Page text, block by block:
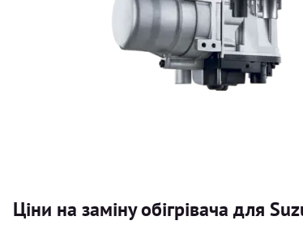
Ціни на заміну обігрівача для